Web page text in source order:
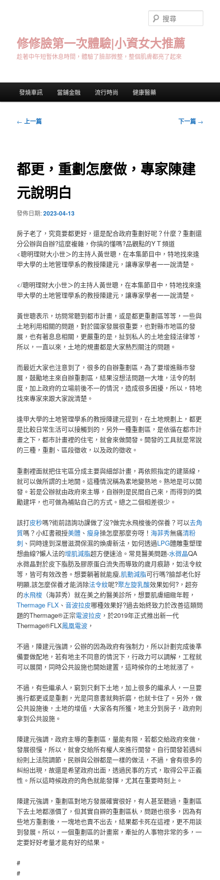
修修臉第一次體驗|小資女大推薦
趁著中午短暫休息時間，體驗了臉部微整，整個肌膚都亮了起來
尋
發燒車訊 當鋪金融 流行時尚 健康醫藥
文
← 上一篇 下一篇 →
都更，重劃怎麼做，專家陳建
元說明白
發佈日期:2023-04-13
房子老了，究竟要都更好，還是配合政府重劃好呢？什麼？重劃還
分公辦與自辦?這麼複雜，你搞的懂嗎?品觀點的YＴ頻道
<聰明理財大小世＞的主持人黃世聰，在本集節目中，特地找來逢
甲大學的土地管理學系的教授陳建元，讓專家學者一一說清楚。
</聰明理財大小世＞的主持人黃世聰，在本集節目中，特地找來逢
甲大學的土地管理學系的教授陳建元，讓專家學者一一說清楚。
黃世聰表示，坊問常聽到都巿計畫，或是都更重劃區等等，一些與
土地利用相關的問題，對於國家發展很重要，也對縣巿地區的發
展，也有著息息相關，更嚴重的是，扯到私人的土地金錢法律等，
所以，一直以來，土地的規畫都是大家熱烈關注的問題。
而最近大家也注意到了，很多的自辦重劃區，為了要增進縣巿發
展，鼓勵地主來自辦重劃區，結果沒想法問題一大堆，法令的制
度，加上政府的立場前後不一的情況，造成很多困擾，所以，特地
找來專家來跟大家說清楚。
逢甲大學的土地管理學系的教授陳建元提到，在土地規劃上，都更
是比較日常生活可以接觸到的，另外一種重劃區，是依循在都巿計
畫之下，都巿計畫裡的住宅，就會來做開發。開發的工具就是常說
的三種，重劃、區段徵收，以及政的徵收。
重劃裡面就把住宅區分成主要與細部計畫，再依照指定的建築線，
就可以做所謂的土地開。這種情況稱為素地變熟地。熟地是可以開
發。若是公辦就由政府來主導，自辦則是民間自己來，而得到的獎
勵建坪，也可做為補貼自己的方式。總之二個相差很少。
該打皮秒嗎?術前諮詢功課做了沒?做完水飛梭後的保養？可以去角
質嗎？小紅書親授美體 、瘦身操怎麼那麼夯呀！海菲秀無痛清粉
刺 、同時達到深層滋潤保濕的煥膚新法，如何透過LPG體雕重塑理
想曲線?懶人法的增肌減脂超方便速洽。常見醫美問題-水微晶QA
水微晶對於皮下脂肪及膠原蛋白流失而導致的歲月痕跡，如法令紋
等，皆可有效改善。想要躺著就能瘦,肌動減脂可行嗎?臉部老化好
明顯,該怎麼保養才能消除法令紋呢?聚左旋乳酸效果如何?，超夯
的水飛梭 （海菲秀）就在美之約醫美診所，想要肌膚細緻年輕，
Thermage FLX 、音波拉皮哪種效果好?過去始終致力於改善這類問
題的Thermage®正宗電波拉皮 ，於2019年正式推出新一代
Thermage®FLX鳳凰電波 ，
不過，陳建元強調，公辦的因為政府有強制力，所以計劃完成後準
備要做配地，若有地主不同意的情況下，行政力可以調解，工程就
可以展開，同時公共設施也開始建置，這時候你的土地就漲了。
不過，有些繼承人，窮到只剩下土地，加上很多的繼承人，一旦要
進行都更或是重劃，光是同意書就夠折磨，也就卡住了。另外，做
公共設施後，土地的增值，大家各有所獲，地主分到房子，政府則
拿到公共設施。
陳建元強調，政府主導的重劃區，量能有限，若都交給政府來做，
發展很慢，所以，就會交給所有權人來進行開發。自行開發若遇糾
紛則上法院調節，民辦與公辦都是一樣的做法，不過，會有很多的
糾紛出現，故還是希望政府出面，透過民事的方式，取得公平正義
性。所以這時候政府的角色就能發揮，尤其在重要時刻上。
陳建元強調，重劃區對地方發展確實很好，有人甚至聽過，重劃區
下去土地都漲價了，但其實自辧的重劃區朲，問題也很多，因為有
些地方重劃後，一塊地也賣不出去，結果都卡死在這裡，更不用談
到發展。所以，一個重劃區的計畫案，牽扯的人事物非常的多，一
定要好好考量才能有好的結果。
#
#